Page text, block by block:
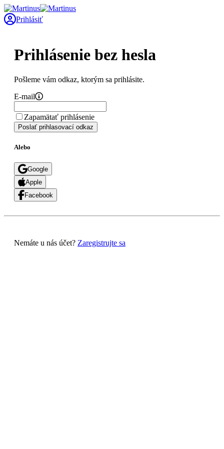
Prihlásiť
Prihlásenie bez hesla
Pošleme vám odkaz, ktorým sa prihlásite.
E-mail
Zapamätať prihlásenie
Poslať prihlasovací odkaz
Alebo
Google
Apple
Facebook
Nemáte u nás účet? Zaregistrujte sa